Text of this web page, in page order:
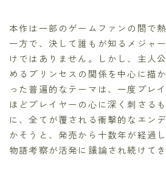
本作は一部のゲームファンの間で
一方で、決して誰もが知るメジャ
けではありません。しかし、主人
めるプリンセスの関係を中心に描
った普遍的なテーマは、一度プレ
ほどプレイヤーの心に深く刺さる
に、全てが覆される衝撃的なエン
かそうと、発売から十数年が経過
物語考察が活発に議論され続けてき